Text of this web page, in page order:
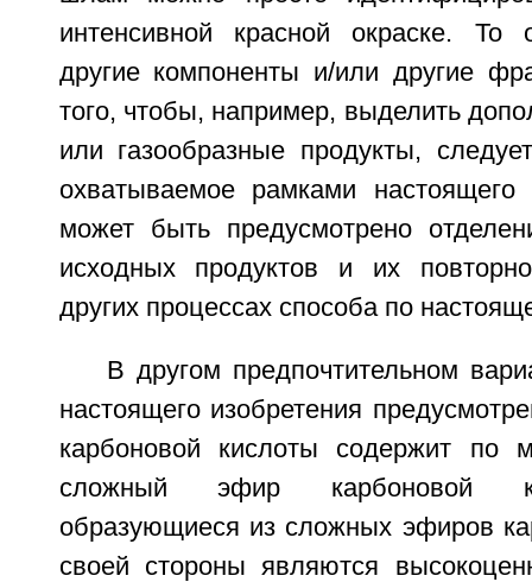
интенсивной красной окраске. То
другие компоненты и/или другие
того, чтобы, например, выделить
или газообразные продукты,
охватываемое рамками настоящего
может быть предусмотрено
исходных продуктов и их
других процессах способа по
В другом предпочтительном
настоящего изобретения
карбоновой кислоты содержит по
сложный эфир карбоновой
образующиеся из сложных эфиров
своей стороны являются